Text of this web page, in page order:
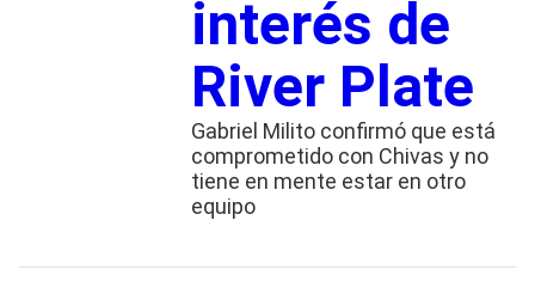
interés de
River Plate
Gabriel Milito confirmó que está
comprometido con Chivas y no
tiene en mente estar en otro
equipo